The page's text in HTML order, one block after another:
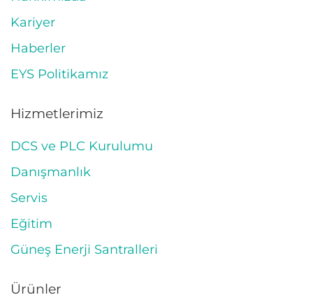
Kariyer
Haberler
EYS Politikamız
Hizmetlerimiz
DCS ve PLC Kurulumu
Danışmanlık
Servis
Eğitim
Güneş Enerji Santralleri
Ürünler